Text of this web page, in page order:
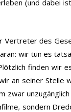
(und dabei
Vertreter des
wir tun es
finden wir
an seiner Stelle
zwar
sondern